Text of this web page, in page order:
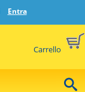
Entra
Carrello